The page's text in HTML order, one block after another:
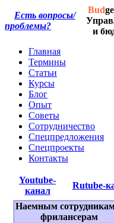
Есть вопросы/
проблемы?
Bud
и
Главная
Термины
Статьи
Курсы
Блог
Опыт
Советы
Сотрудничество
Спецпредложения
Спецпроекты
Контакты
Youtube-
канал
Rutube-
Наемным
фрилансерам